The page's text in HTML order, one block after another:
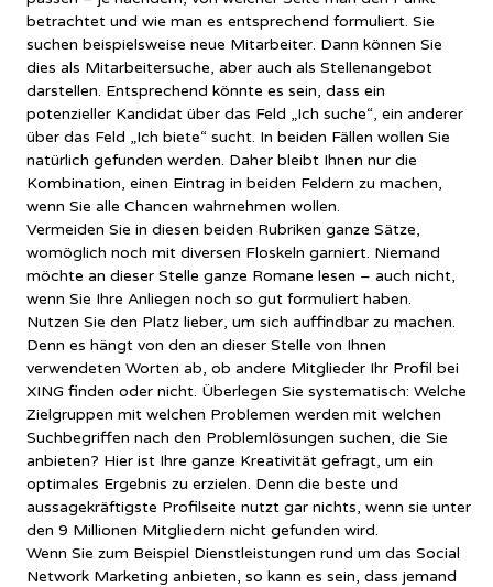
betrachtet und wie man es entsprechend formuliert. Sie
suchen beispielsweise neue Mitarbeiter. Dann können Sie
dies als Mitarbeitersuche, aber auch als Stellenangebot
darstellen. Entsprechend könnte es sein, dass ein
potenzieller Kandidat über das Feld „Ich suche“, ein anderer
über das Feld „Ich biete“ sucht. In beiden Fällen wollen Sie
natürlich gefunden werden. Daher bleibt Ihnen nur die
Kombination, einen Eintrag in beiden Feldern zu machen,
wenn Sie alle Chancen wahrnehmen wollen.
Vermeiden Sie in diesen beiden Rubriken ganze Sätze,
womöglich noch mit diversen Floskeln garniert. Niemand
möchte an dieser Stelle ganze Romane lesen – auch nicht,
wenn Sie Ihre Anliegen noch so gut formuliert haben.
Nutzen Sie den Platz lieber, um sich auffindbar zu machen.
Denn es hängt von den an dieser Stelle von Ihnen
verwendeten Worten ab, ob andere Mitglieder Ihr Profil bei
XING finden oder nicht. Überlegen Sie systematisch: Welche
Zielgruppen mit welchen Problemen werden mit welchen
Suchbegriffen nach den Problemlösungen suchen, die Sie
anbieten? Hier ist Ihre ganze Kreativität gefragt, um ein
optimales Ergebnis zu erzielen. Denn die beste und
aussagekräftigste Profilseite nutzt gar nichts, wenn sie unter
den 9 Millionen Mitgliedern nicht gefunden wird.
Wenn Sie zum Beispiel Dienstleistungen rund um das Social
Network Marketing anbieten, so kann es sein, dass jemand